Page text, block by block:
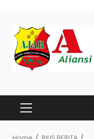
content
PRIMARY
MENU